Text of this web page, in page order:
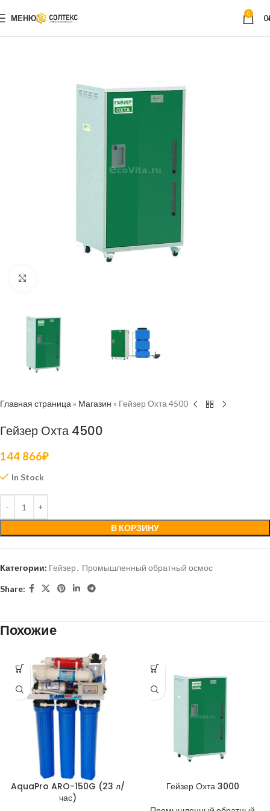
МЕНЮ 0 0
Главная страница » Магазин » Гейзер Охта 4500
Гейзер Охта 4500
144 866₽
In Stock
В КОРЗИНУ
Категории: Гейзер, Промышленный обратный осмос
Share:
Похожие
AquaPro ARO-150G (23 л/
час)
Гейзер Охта 3000